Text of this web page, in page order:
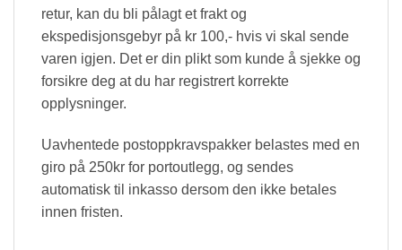
retur, kan du bli pålagt et frakt og
ekspedisjonsgebyr på kr 100,- hvis vi skal sende
varen igjen. Det er din plikt som kunde å sjekke og
forsikre deg at du har registrert korrekte
opplysninger.
Uavhentede postoppkravspakker belastes med en
giro på 250kr for portoutlegg, og sendes
automatisk til inkasso dersom den ikke betales
innen fristen.